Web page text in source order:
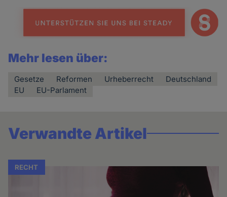
Mehr lesen über:
Gesetze Reformen Urheberrecht
Deutschland
EU
EU-Parlament
Verwandte Artikel
RECHT